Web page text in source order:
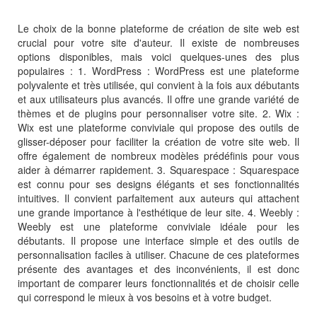
Le choix de la bonne plateforme de création de site web est
crucial pour votre site d'auteur. Il existe de nombreuses
options disponibles, mais voici quelques-unes des plus
populaires : 1. WordPress : WordPress est une plateforme
polyvalente et très utilisée, qui convient à la fois aux débutants
et aux utilisateurs plus avancés. Il offre une grande variété de
thèmes et de plugins pour personnaliser votre site. 2. Wix :
Wix est une plateforme conviviale qui propose des outils de
glisser-déposer pour faciliter la création de votre site web. Il
offre également de nombreux modèles prédéfinis pour vous
aider à démarrer rapidement. 3. Squarespace : Squarespace
est connu pour ses designs élégants et ses fonctionnalités
intuitives. Il convient parfaitement aux auteurs qui attachent
une grande importance à l'esthétique de leur site. 4. Weebly :
Weebly est une plateforme conviviale idéale pour les
débutants. Il propose une interface simple et des outils de
personnalisation faciles à utiliser. Chacune de ces plateformes
présente des avantages et des inconvénients, il est donc
important de comparer leurs fonctionnalités et de choisir celle
qui correspond le mieux à vos besoins et à votre budget.